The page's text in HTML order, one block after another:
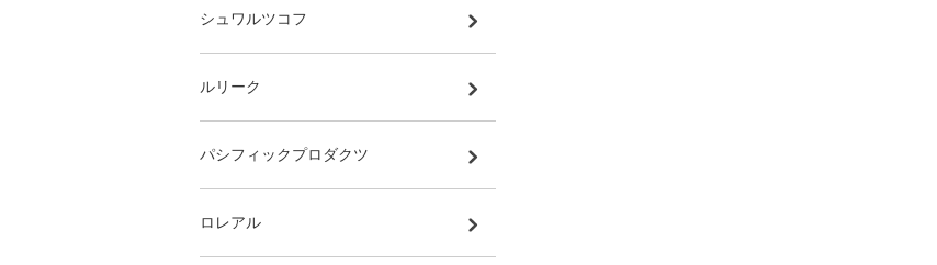
シュワルツコフ
ルリーク
パシフィックプロダクツ
ロレアル